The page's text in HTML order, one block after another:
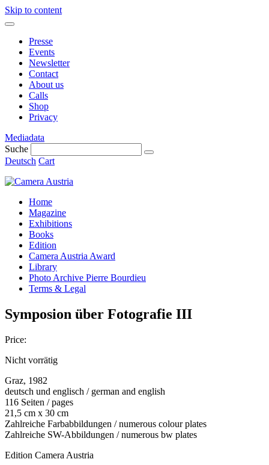
Skip to content
Presse
Events
Newsletter
Contact
About us
Calls
Shop
Privacy
Mediadata
Suche
Deutsch Cart
Home
Magazine
Exhibitions
Books
Edition
Camera Austria Award
Library
Photo Archive Pierre Bourdieu
Terms & Legal
Symposion über Fotografie III
Price:
Nicht vorrätig
Graz, 1982
deutsch und englisch / german and english
116 Seiten / pages
21,5 cm x 30 cm
Zahlreiche Farbabbildungen / numerous colour plates
Zahlreiche SW-Abbildungen / numerous bw plates
Edition Camera Austria